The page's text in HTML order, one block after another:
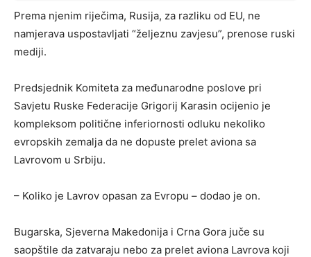
Prema njenim riječima, Rusija, za razliku od EU, ne
namjerava uspostavljati “željeznu zavjesu”, prenose ruski
mediji.
Predsjednik Komiteta za međunarodne poslove pri
Savjetu Ruske Federacije Grigorij Karasin ocijenio je
kompleksom politične inferiornosti odluku nekoliko
evropskih zemalja da ne dopuste prelet aviona sa
Lavrovom u Srbiju.
– Koliko je Lavrov opasan za Evropu – dodao je on.
Bugarska, Sjeverna Makedonija i Crna Gora juče su
saopštile da zatvaraju nebo za prelet aviona Lavrova koji